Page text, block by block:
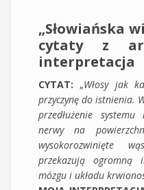
„Słowiańska
cytaty z
interpretacja
CYTAT: „Włosy jak
przyczynę do istnienia.
przedłużenie
nerwy na
wysokorozwinięte
przekazują ogromną
mózgu i układu